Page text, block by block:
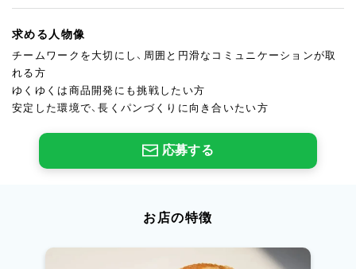
求める人物像
チームワークを大切にし、周囲と円滑なコミュニケーションが取
れる方
ゆくゆくは商品開発にも挑戦したい方
安定した環境で、長くパンづくりに向き合いたい方
応募する
お店の特徴